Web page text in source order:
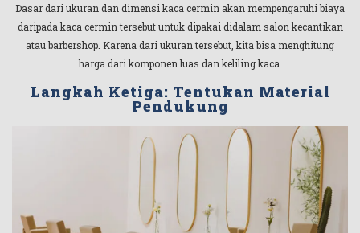
Dasar dari ukuran dan dimensi kaca cermin akan mempengaruhi biaya
daripada kaca cermin tersebut untuk dipakai didalam salon kecantikan
atau barbershop. Karena dari ukuran tersebut, kita bisa menghitung
harga dari komponen luas dan keliling kaca.
Langkah Ketiga: Tentukan Material
Pendukung